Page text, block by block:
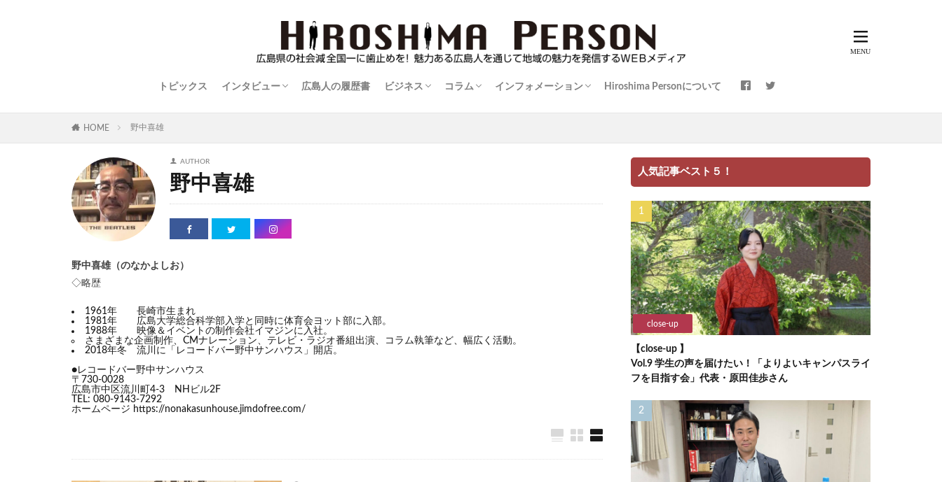
トピックス インタビュー 広島人の履歴書 ビジネス コラム インフォメーション Hiroshima Personについて
HOME 野中喜雄
AUTHOR
野中喜雄
野中喜雄（のなかよしお）
◇略歴
1961年 長崎市生まれ
1981年 広島大学総合科学部入学と同時に体育会ヨット部に入部。
1988年 映像＆イベントの制作会社イマジンに入社。
さまざまな企画制作、CMナレーション、テレビ・ラジオ番組出演、コラム執筆など、幅広く活動。
2018年冬 流川に「レコードバー野中サンハウス」開店。
●レコードバー野中サンハウス
〒730-0028
広島市中区流川町4-3 NHビル2F
TEL: 080-9143-7292
ホームページ https://nonakasunhouse.jimdofree.com/
人気記事ベスト５！
close-up
【close-up 】
Vol.9 学生の声を届けたい！「よりよいキャンパスライ
フを目指す会」代表・原田佳歩さん